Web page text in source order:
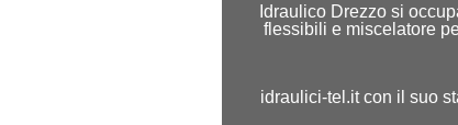
Idraulico Drezzo si
flessibili e miscelatore
idraulici-tel.it con il suo